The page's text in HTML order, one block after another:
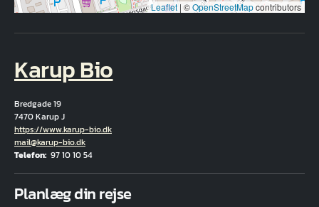
Leaflet | ©OpenStreetMapcontributors
Karup Bio
Bredgade 19
7470 Karup J
Hjemmeside
https://www.karup-bio.dk
E-mail
mail@karup-bio.dk
Telefon 97 10 10 54
Planlæg din rejse